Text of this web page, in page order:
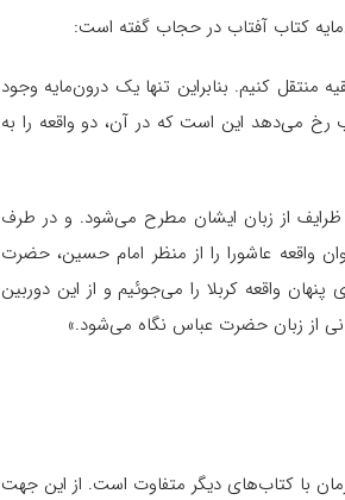
کتاب آفتاب در حجاب گفته است:
منتقل کنیم. بنابراین تنها یک درون‌مایه وجود
رخ می‌دهد این است که در آن، دو واقعه را به
از زبان ایشان مطرح می‌شود. و در طرف
واقعه عاشورا را از منظر امام حسین، حضرت
واقعه کربلا را می‌جوئیم و از این دوربین
از زبان حضرت عباس نگاه می‌شود.»
با کتاب‌های دیگر متفاوت است. از این جهت